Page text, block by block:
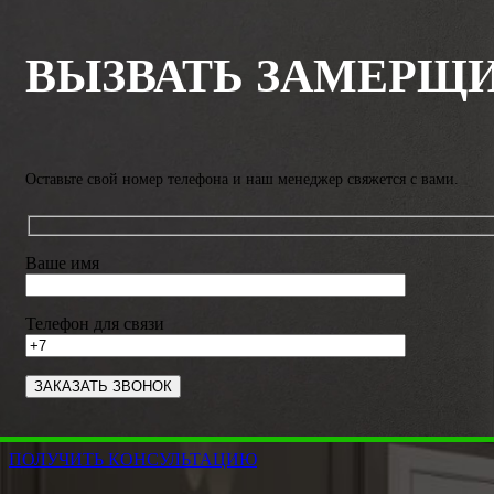
ВЫЗВАТЬ
Оставьте свой номер телефона и наш менеджер свяжется с вами.
Ваше имя
Телефон для связи
ПОЛУЧИТЬ КОНСУЛЬТАЦИЮ